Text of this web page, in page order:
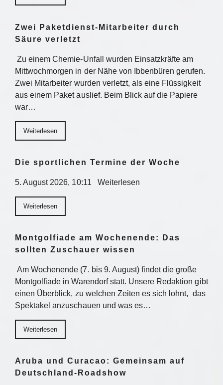
Zwei Paketdienst-Mitarbeiter durch
Säure verletzt
Zu einem Chemie-Unfall wurden Einsatzkräfte am
Mittwochmorgen in der Nähe von Ibbenbüren gerufen.
Zwei Mitarbeiter wurden verletzt, als eine Flüssigkeit
aus einem Paket auslief. Beim Blick auf die Papiere
war…
Weiterlesen
Die sportlichen Termine der Woche
5. August 2026, 10:11 Weiterlesen
Weiterlesen
Montgolfiade am Wochenende: Das
sollten Zuschauer wissen
Am Wochenende (7. bis 9. August) findet die große
Montgolfiade in Warendorf statt. Unsere Redaktion gibt
einen Überblick, zu welchen Zeiten es sich lohnt, das
Spektakel anzuschauen und was es…
Weiterlesen
Aruba und Curacao: Gemeinsam auf
Deutschland-Roadshow